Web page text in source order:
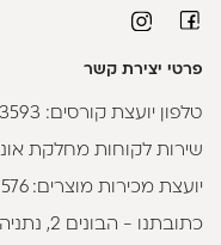
פרטי יצירת קשר
טלפון יועצת קורסים:
שירות לקוחות מחלקת
יועצת מכירות מוצרים:
כתובתנו - הבונים 2, נתניה